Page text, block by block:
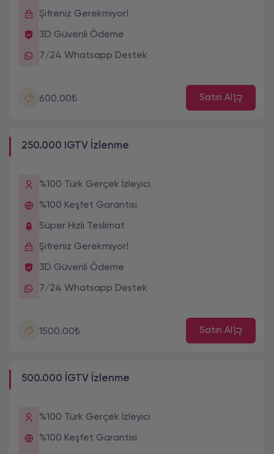
Şifreniz Gerekmiyor!
3D Güvenli Ödeme
7/24 Whatsapp Destek
600.00₺ Satın Al
250.000 IGTV İzlenme
%100 Türk Gerçek İzleyici
%100 Keşfet Garantisi
Süper Hızlı Teslimat
Şifreniz Gerekmiyor!
3D Güvenli Ödeme
7/24 Whatsapp Destek
1500.00₺ Satın Al
500.000 İGTV İzlenme
%100 Türk Gerçek İzleyici
%100 Keşfet Garantisi